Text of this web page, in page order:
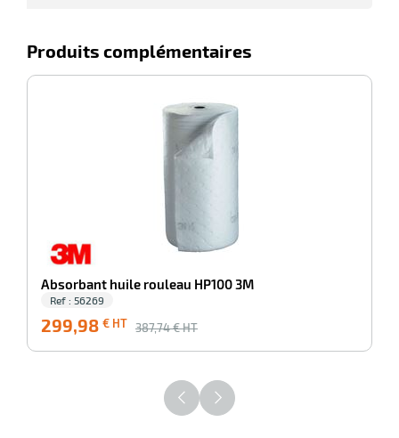
Produits complémentaires
Absorbant huile rouleau HP100 3M
Ref : 56269
299,98 € HT 387,74 € HT